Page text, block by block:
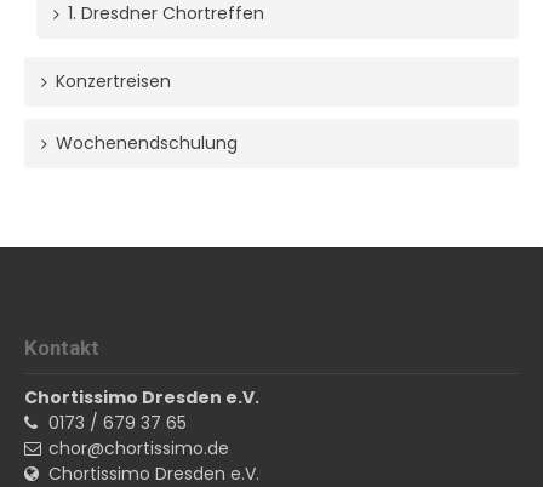
1. Dresdner Chortreffen
Konzertreisen
Wochenendschulung
Kontakt
Chortissimo Dresden e.V.
0173 / 679 37 65
chor@chortissimo.de
Chortissimo Dresden e.V.